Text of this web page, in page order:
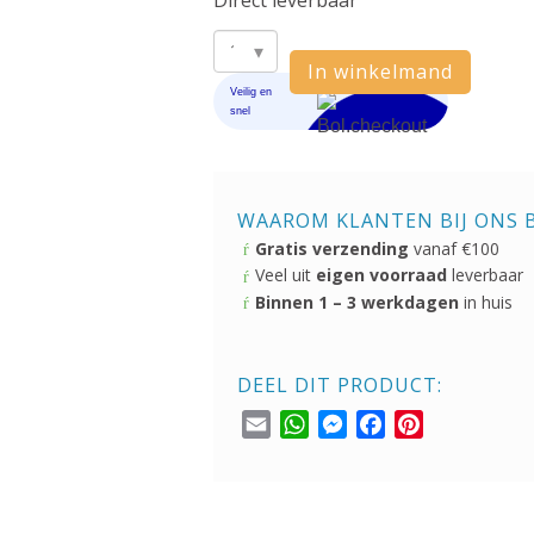
Play-
Doh
Potjes
Klei
In winkelmand
WAAROM KLANTEN BIJ ONS
Gratis verzending vanaf €100
Veel uit eigen voorraad leverbaar
Binnen 1 – 3 werkdagen in huis
DEEL DIT PRODUCT:
Email
WhatsApp
Messenger
Facebook